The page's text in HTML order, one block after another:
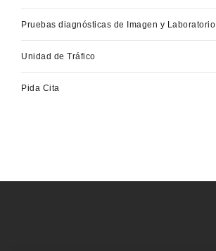
Pruebas diagnósticas de Imagen y Laboratorio
Unidad de Tráfico
Pida Cita